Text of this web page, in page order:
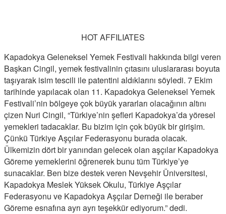
HOT AFFILIATES
Kapadokya Geleneksel Yemek Festivali hakkında bilgi veren
Başkan Cingil, yemek festivalinin çıtasını uluslararası boyuta
taşıyarak isim tescili ile patentini aldıklarını söyledi. 7 Ekim
tarihinde yapılacak olan 11. Kapadokya Geleneksel Yemek
Festivali’nin bölgeye çok büyük yararları olacağının altını
çizen Nuri Cingil, “Türkiye’nin şefleri Kapadokya’da yöresel
yemekleri tadacaklar. Bu bizim için çok büyük bir girişim.
Çünkü Türkiye Aşçılar Federasyonu burada olacak.
Ülkemizin dört bir yanından gelecek olan aşçılar Kapadokya
Göreme yemeklerini öğrenerek bunu tüm Türkiye’ye
sunacaklar. Ben bize destek veren Nevşehir Üniversitesi,
Kapadokya Meslek Yüksek Okulu, Türkiye Aşçılar
Federasyonu ve Kapadokya Aşçılar Derneği ile beraber
Göreme esnafına ayrı ayrı teşekkür ediyorum.” dedi.